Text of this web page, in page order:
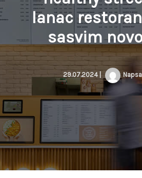
lanac
sasvim
29.07.2024